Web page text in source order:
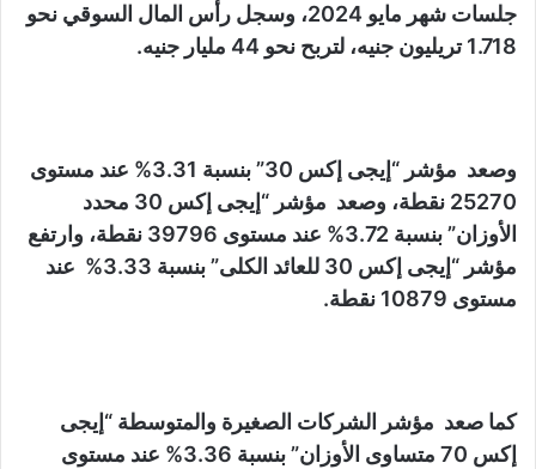
جلسات شهر مايو 2024، وسجل رأس المال السوقي نحو
1.718 تريليون جنيه، لتربح نحو 44 مليار جنيه.
وصعد مؤشر “إيجى إكس 30” بنسبة 3.31% عند مستوى
25270 نقطة، وصعد مؤشر “إيجى إكس 30 محدد
الأوزان” بنسبة 3.72% عند مستوى 39796 نقطة، وارتفع
مؤشر “إيجى إكس 30 للعائد الكلى” بنسبة 3.33% عند
مستوى 10879 نقطة.
كما صعد مؤشر الشركات الصغيرة والمتوسطة “إيجى
إكس 70 متساوى الأوزان” بنسبة 3.36% عند مستوى